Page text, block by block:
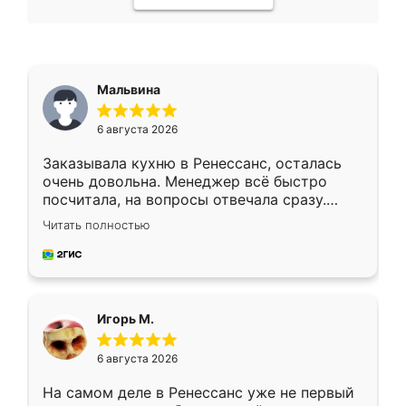
Мальвина
6 августа 2026
Заказывала кухню в Ренессанс, осталась
очень довольна. Менеджер всё быстро
посчитала, на вопросы отвечала сразу.
Замерщик приехал в субботу, подошёл к
делу со всей ответственностью. Собрали
за день, ребята работали аккуратно, даже
Читать полностью
Игорь М.
6 августа 2026
На самом деле в Ренессанс уже не первый